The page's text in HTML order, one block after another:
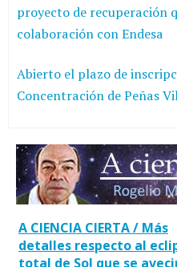
proyecto de recuperación
colaboración con Endesa
Abierto el plazo de
Concentración de Peñas
A CIENCIA CIERTA / Más
detalles respecto al
total de Sol que se